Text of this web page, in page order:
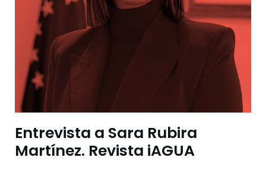
Entrevista a Sara Rubira
Martínez. Revista iAGUA